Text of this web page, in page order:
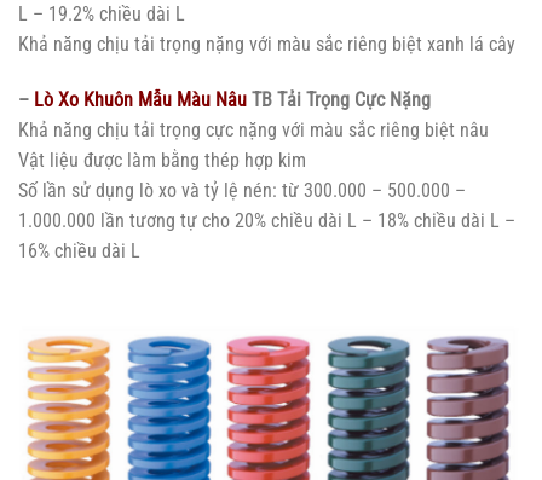
L – 19.2% chiều dài L
Khả năng chịu tải trọng nặng với màu sắc riêng biệt xanh lá cây
– Lò Xo Khuôn Mẫu Màu Nâu TB Tải Trọng Cực Nặng
Khả năng chịu tải trọng cực nặng với màu sắc riêng biệt nâu
Vật liệu được làm bằng thép hợp kim
Số lần sử dụng lò xo và tỷ lệ nén: từ 300.000 – 500.000 –
1.000.000 lần tương tự cho 20% chiều dài L – 18% chiều dài L –
16% chiều dài L